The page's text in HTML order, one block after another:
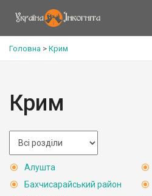
Головна > Крим
Крим
Алушта
Бахчисарайський район